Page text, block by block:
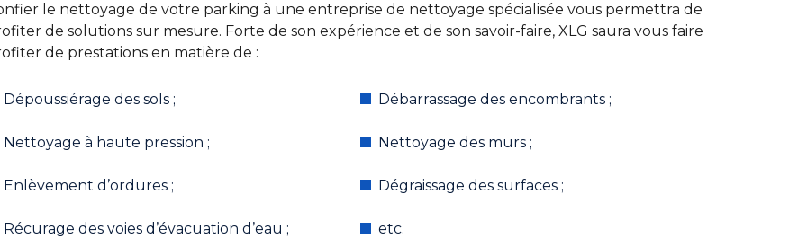
le nettoyage de votre parking à une entreprise de nettoyage spécialisée vous permettra de
de solutions sur mesure. Forte de son expérience et de son savoir-faire, XLG saura vous faire
de prestations en matière de :
Dépoussiérage des sols ; Débarrassage des encombrants ;
Nettoyage à haute pression ; Nettoyage des murs ;
Enlèvement d’ordures ; Dégraissage des surfaces ;
Récurage des voies d’évacuation d’eau ; etc.